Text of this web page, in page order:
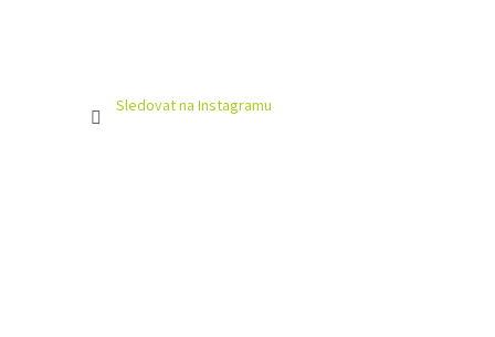
Sledovat na Instagramu